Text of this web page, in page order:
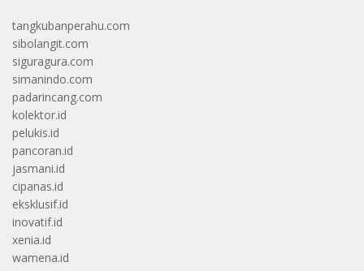
tangkubanperahu.com
sibolangit.com
siguragura.com
simanindo.com
padarincang.com
kolektor.id
pelukis.id
pancoran.id
jasmani.id
cipanas.id
eksklusif.id
inovatif.id
xenia.id
wamena.id